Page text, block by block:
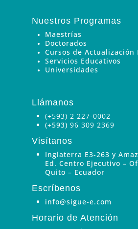
Nuestros Programas
Maestrías
Doctorados
Cursos de Actualización
Servicios Educativos
Universidades
Llámanos
(+593) 2 227-0002
(+593) 96 309 2369
Visítanos
Inglaterra E3-263 y
Ed. Centro Ejecutivo –
Quito – Ecuador
Escríbenos
info@sigue-e.com
Horario de Atención